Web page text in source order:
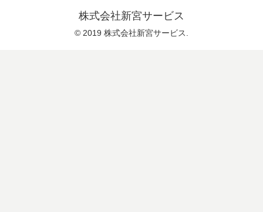
株式会社新宮サービス
© 2019 株式会社新宮サービス.